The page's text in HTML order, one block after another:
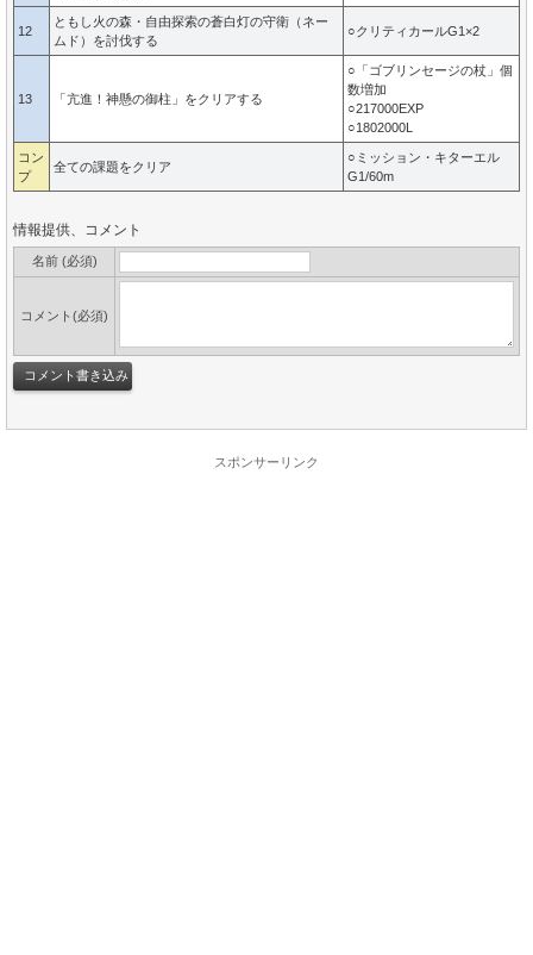
12
ともし火の森・自由探索の蒼白灯の守衛（ネー
ムド）を討伐する
○クリティカールG1×2
13 「亢進！神懸の御柱」をクリアする
○「ゴブリンセージの杖」個
数増加
○217000EXP
○1802000L
コン
プ
全ての課題をクリア
○ミッション・キターエル
G1/60m
情報提供、コメント
名前 (必須)
コメント(必須)
スポンサーリンク